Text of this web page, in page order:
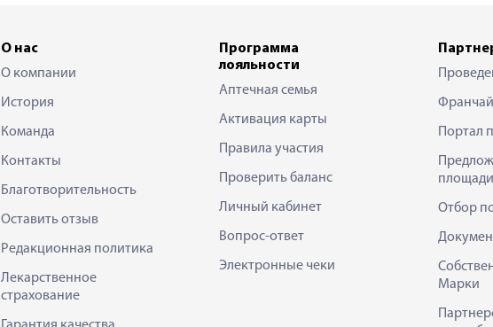
О нас
О компании
История
Команда
Контакты
Благотворительность
Оставить отзыв
Редакционная политика
Лекарственное
страхование
Программа
лояльности
Аптечная семья
Активация карты
Правила участия
Проверить баланс
Личный кабинет
Вопрос-ответ
Электронные чеки
Портал
Отбор
Марки